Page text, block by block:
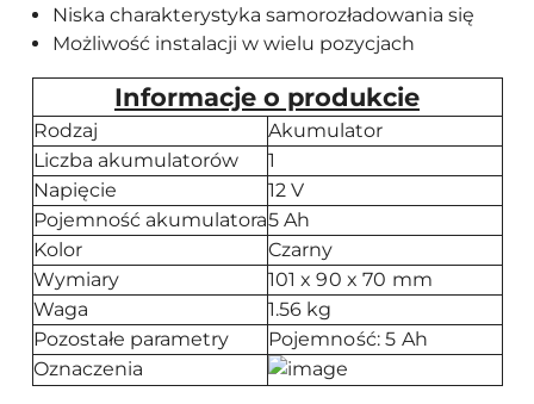
Niska charakterystyka samorozładowania się
Możliwość instalacji w wielu pozycjach
Informacje o produkcie
Rodzaj
Akumulator
Liczba akumulatorów
1
Napięcie
12 V
Pojemność akumulatora5 Ah
Kolor
Czarny
Wymiary
101 x 90 x 70 mm
Waga
1.56 kg
Pozostałe parametry
Pojemność: 5 Ah
Oznaczenia